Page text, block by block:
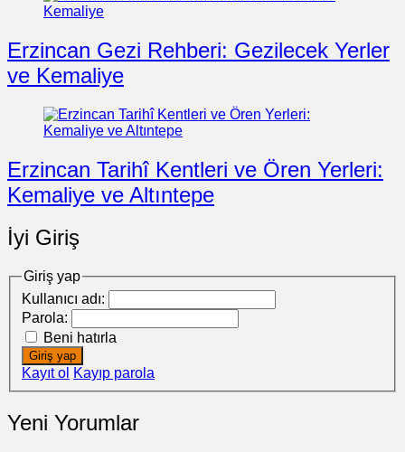
Erzincan Gezi Rehberi: Gezilecek Yerler
ve Kemaliye
Erzincan Tarihî Kentleri ve Ören Yerleri:
Kemaliye ve Altıntepe
İyi Giriş
Giriş yap
Kullanıcı adı:
Parola:
Beni hatırla
Giriş yap
Kayıt ol Kayıp parola
Yeni Yorumlar